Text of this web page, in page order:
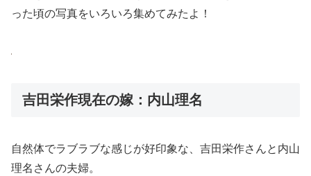
った頃の写真をいろいろ集めてみたよ！
吉田栄作現在の嫁：内山理名
自然体でラブラブな感じが好印象な、吉田栄作さんと内山
理名さんの夫婦。